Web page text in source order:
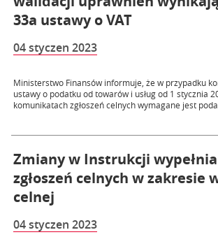
33a ustawy o VAT
04 styczen 2023
Ministerstwo Finansów informuje, że w przypadku
ustawy o podatku od towarów i usług od 1 stycznia
komunikatach zgłoszeń celnych wymagane jest
Zmiany w Instrukcji
zgłoszeń celnych w zakresie
celnej
04 styczen 2023